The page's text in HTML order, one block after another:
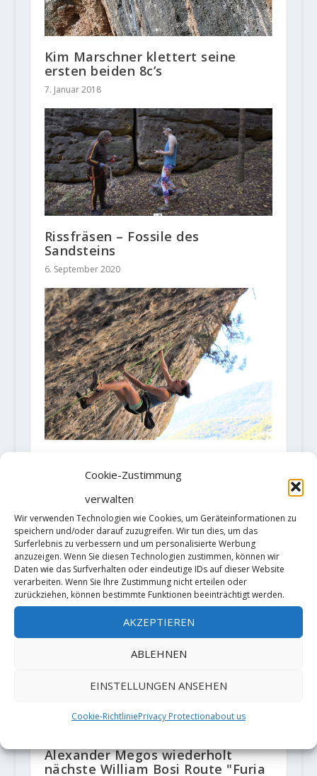
Cookie-Zustimmung
verwalten
Wir verwenden Technologien wie Cookies, um Geräteinformationen zu
speichern und/oder darauf zuzugreifen. Wir tun dies, um das
Surferlebnis zu verbessern und um personalisierte Werbung
anzuzeigen. Wenn Sie diesen Technologien zustimmen, können wir
Daten wie das Surfverhalten oder eindeutige IDs auf dieser Website
verarbeiten. Wenn Sie Ihre Zustimmung nicht erteilen oder
zurückziehen, können bestimmte Funktionen beeinträchtigt werden.
AKZEPTIEREN
ABLEHNEN
EINSTELLUNGEN ANSEHEN
Cookie-RichtliniePrivacy Protectionabout us
Kim Marschner klettert seine
ersten beiden 8c’s
7. Januar 2018
Rissfräsen – Fossile des
Sandsteins
6. September 2020
"Panonoramix" (8c)
Alexander Megos wiederholt
nächste William Bosi Route "Furia